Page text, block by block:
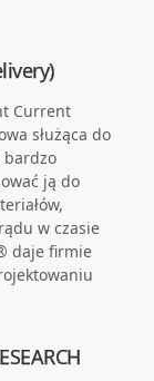
Current
służąca do
bardzo
ją do
w czasie
daje firmie